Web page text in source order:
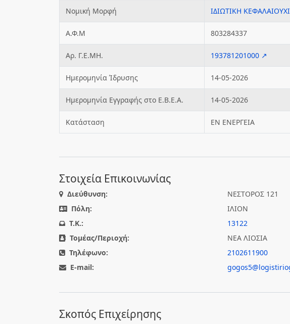
Νομική Μορφή ΙΔΙΩΤΙΚΗ
Α.Φ.Μ 803284337
Αρ. Γ.Ε.ΜΗ. 193781201000 ↗
Ημερομηνία Ίδρυσης 14-05-2026
Ημερομηνία Εγγραφής στο Ε.Β.Ε.Α. 14-05-2026
Κατάσταση ΕΝ ΕΝΕΡΓΕΙΑ
Στοιχεία Επικοινωνίας
Διεύθυνση:
ΝΕΣΤΟΡΟΣ 121
Πόλη:
ΙΛΙΟΝ
T.K.:
13122
Τομέας/Περιοχή:
ΝΕΑ ΛΙΟΣΙΑ
Τηλέφωνο:
2102611900
E-mail:
Σκοπός Επιχείρησης